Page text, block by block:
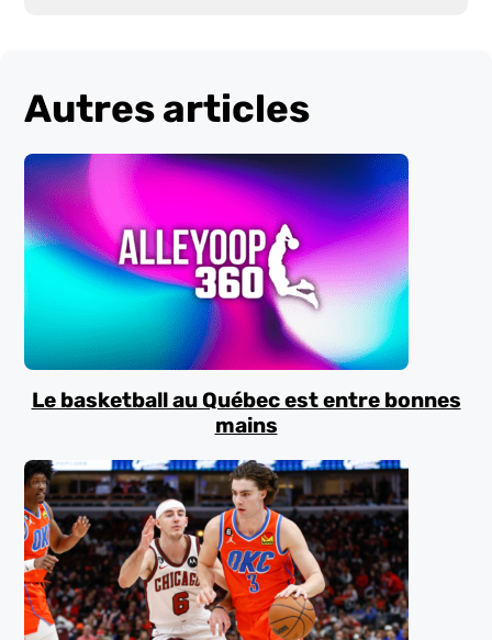
Autres articles
Le basketball au Québec est entre bonnes
mains